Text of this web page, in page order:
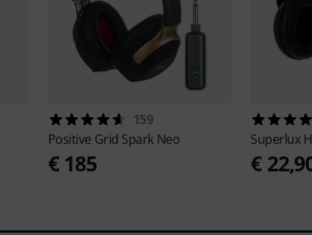
159
Positive Grid Spark Neo
€ 185
Superlux
€